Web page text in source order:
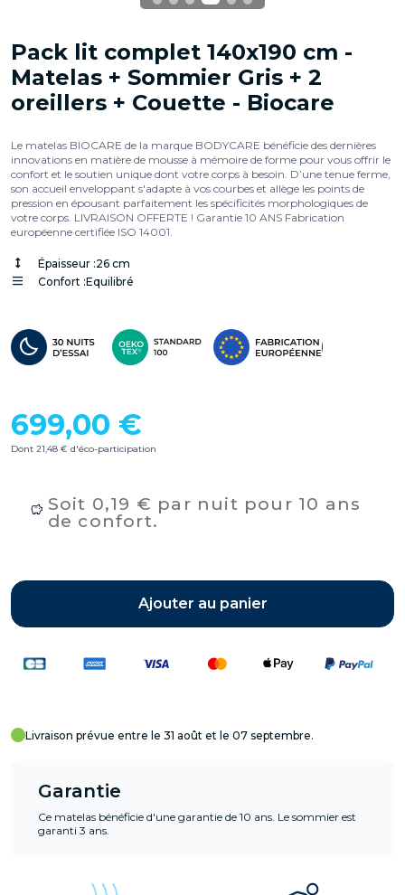
Pack lit complet 140x190 cm -
Matelas + Sommier Gris + 2
oreillers + Couette - Biocare
Le matelas BIOCARE de la marque BODYCARE bénéficie des dernières
innovations en matière de mousse à mémoire de forme pour vous offrir le
confort et le soutien unique dont votre corps à besoin. D’une tenue ferme,
son accueil enveloppant s'adapte à vos courbes et allège les points de
pression en épousant parfaitement les spécificités morphologiques de
votre corps. LIVRAISON OFFERTE ! Garantie 10 ANS Fabrication
européenne certifiée ISO 14001.
Épaisseur :26 cm
Confort :Equilibré
699,00 €
Dont 21,48 € d'éco-participation
Soit 0,19 € par nuit pour 10 ans
de confort.
Ajouter au panier
Livraison prévue entre le 31 août et le 07 septembre.
Garantie
Ce matelas bénéficie d'une garantie de 10 ans. Le sommier est
garanti 3 ans.